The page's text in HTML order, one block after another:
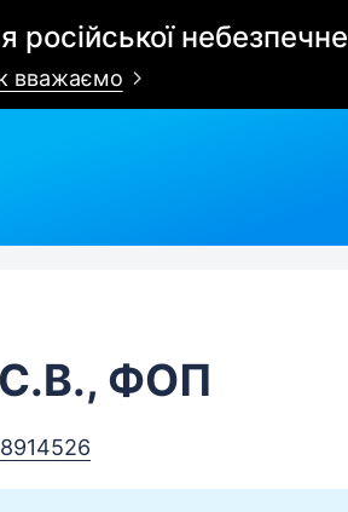
російської небезпечне
вважаємо
С.В., ФОП